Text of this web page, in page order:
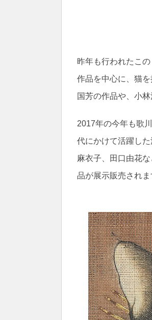
昨年も行われたこ
作品を中心に、猫
国芳の作品や、小
2017年の今年も歌
代にかけて活躍し
麻衣子、田口由花
品が展示販売されま